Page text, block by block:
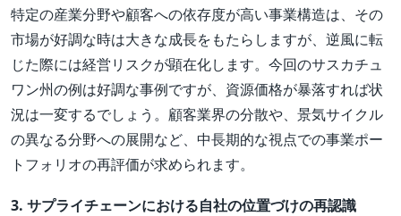
特定の産業分野や顧客への依存度が高い事業構造は、その
市場が好調な時は大きな成長をもたらしますが、逆風に転
じた際には経営リスクが顕在化します。今回のサスカチュ
ワン州の例は好調な事例ですが、資源価格が暴落すれば状
況は一変するでしょう。顧客業界の分散や、景気サイクル
の異なる分野への展開など、中長期的な視点での事業ポー
トフォリオの再評価が求められます。
3. サプライチェーンにおける自社の位置づけの再認識